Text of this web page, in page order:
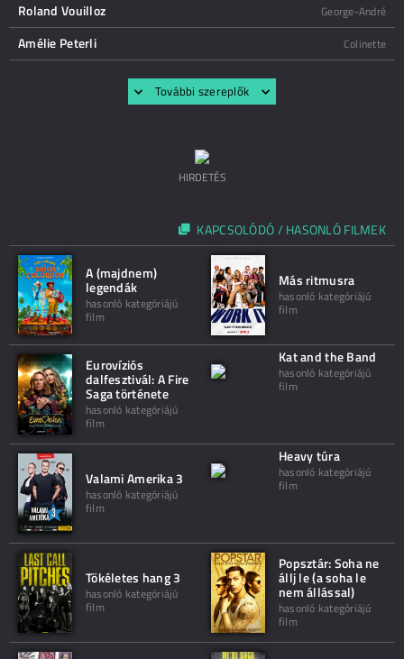
Roland Vouilloz George-André
Amélie Peterli Colinette
További szereplők
HIRDETÉS
KAPCSOLÓDÓ / HASONLÓ FILMEK
A (majdnem)
legendák
hasonló kategóriájú
film
Más ritmusra
hasonló kategóriájú
film
Eurovíziós
dalfesztivál: A Fire
Saga története
hasonló kategóriájú
film
Kat and the Band
hasonló kategóriájú
film
Valami Amerika 3
hasonló kategóriájú
film
Heavy túra
hasonló kategóriájú
film
Tökéletes hang 3
hasonló kategóriájú
film
Popsztár: Soha ne
állj le (a soha le
nem állással)
hasonló kategóriájú
film